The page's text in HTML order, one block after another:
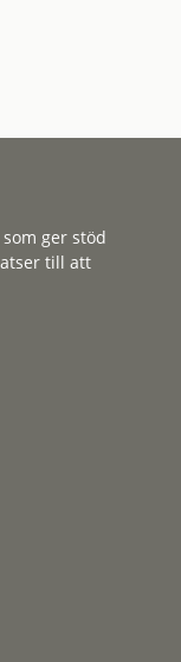
ger stöd
till att